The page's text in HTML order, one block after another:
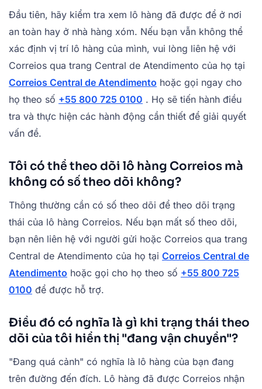
Đầu tiên, hãy kiểm tra xem lô hàng đã được để ở nơi
an toàn hay ở nhà hàng xóm. Nếu bạn vẫn không thể
xác định vị trí lô hàng của mình, vui lòng liên hệ với
Correios qua trang Central de Atendimento của họ tại
Correios Central de Atendimento hoặc gọi ngay cho
họ theo số +55 800 725 0100 . Họ sẽ tiến hành điều
tra và thực hiện các hành động cần thiết để giải quyết
vấn đề.
Tôi có thể theo dõi lô hàng Correios mà
không có số theo dõi không?
Thông thường cần có số theo dõi để theo dõi trạng
thái của lô hàng Correios. Nếu bạn mất số theo dõi,
bạn nên liên hệ với người gửi hoặc Correios qua trang
Central de Atendimento của họ tại Correios Central de
Atendimento hoặc gọi cho họ theo số +55 800 725
0100 để được hỗ trợ.
Điều đó có nghĩa là gì khi trạng thái theo
dõi của tôi hiển thị "đang vận chuyển"?
"Đang quá cảnh" có nghĩa là lô hàng của bạn đang
trên đường đến đích. Lô hàng đã được Correios nhận